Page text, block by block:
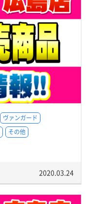
ヴァンガード
その他
2020.03.24